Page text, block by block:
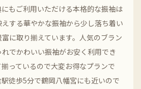
もご利用いただける本格的な振袖は
する華やかな振袖から少し落ち着い
に取り揃えています。人気のブラン
でかわいい振袖がお安く利用でき
っているので大変お得なプランで
徒歩5分で鶴岡八幡宮にも近いので